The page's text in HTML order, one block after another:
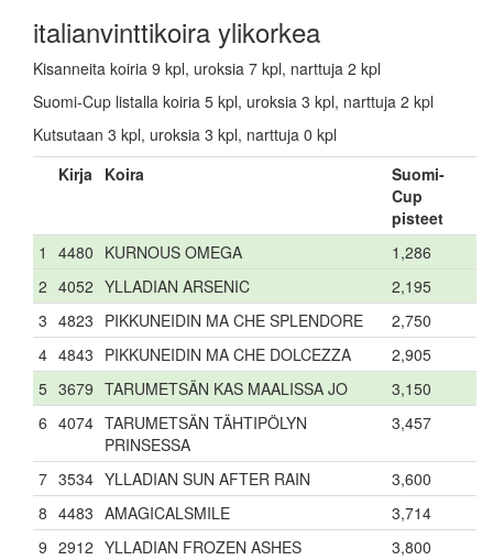
italianvinttikoira ylikorkea
Kisanneita koiria 9 kpl, uroksia 7 kpl, narttuja 2 kpl
Suomi-Cup listalla koiria 5 kpl, uroksia 3 kpl, narttuja 2 kpl
Kutsutaan 3 kpl, uroksia 3 kpl, narttuja 0 kpl
Kirja Koira
Suomi-
Cup
pisteet
1
4480 KURNOUS OMEGA
1,286
2 4052 YLLADIAN ARSENIC
2,195
3 4823 PIKKUNEIDIN MA CHE SPLENDORE
2,750
4 4843 PIKKUNEIDIN MA CHE DOLCEZZA
2,905
5 3679 TARUMETSÄN KAS MAALISSA JO
3,150
6 4074 TARUMETSÄN TÄHTIPÖLYN
PRINSESSA
3,457
7 3534 YLLADIAN SUN AFTER RAIN
3,600
8 4483 AMAGICALSMILE
3,714
9 2912 YLLADIAN FROZEN ASHES 3,800